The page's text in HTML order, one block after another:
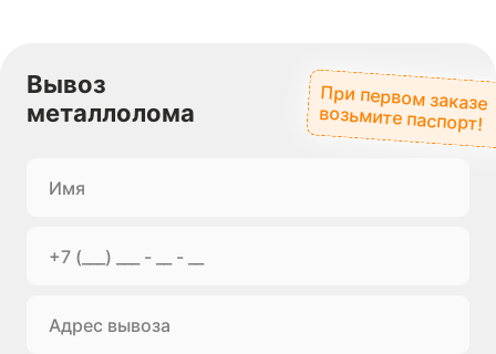
Вывоз
металлолома
При первом заказе
возьмите паспорт!